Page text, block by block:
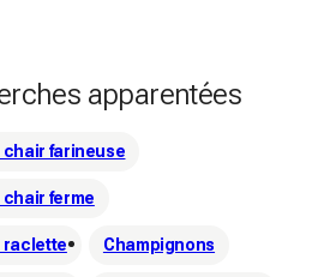
apparentées
chair farineuse
chair ferme
raclette Champignons